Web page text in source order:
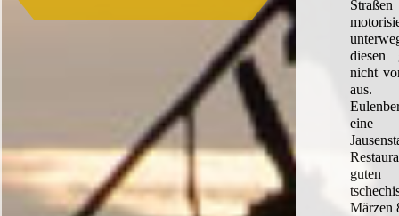
diesen
nicht
aus.
eine
Märzen